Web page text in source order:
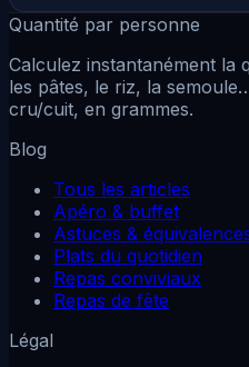
Quantité par personne
Calculez instantanément la
les pâtes, le riz, la
cru/cuit, en grammes.
Blog
Tous les articles
Apéro & buffet
Astuces &
Plats du quotidien
Repas conviviaux
Repas de fête
Légal